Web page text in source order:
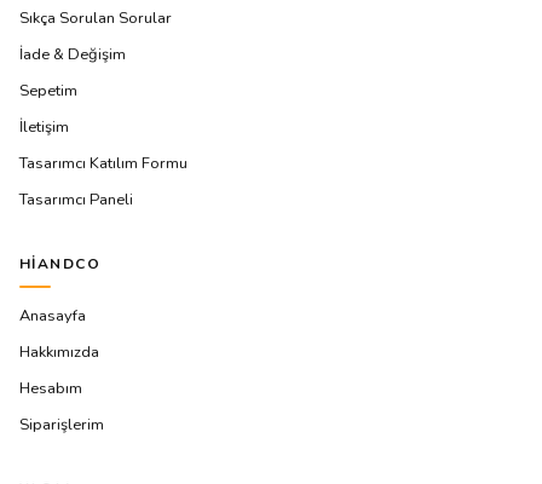
Sıkça Sorulan Sorular
İade & Değişim
Sepetim
İletişim
Tasarımcı Katılım Formu
Tasarımcı Paneli
HIANDCO
Anasayfa
Hakkımızda
Hesabım
Siparişlerim